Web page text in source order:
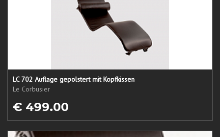
LC 702 Auflage gepolstert mit Kopfkissen
Le Corbusier
€ 499.00